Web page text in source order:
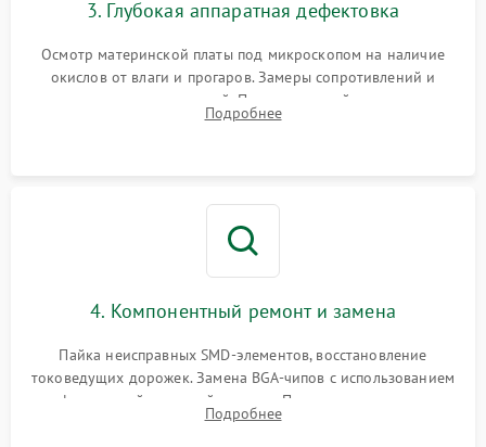
3. Глубокая аппаратная дефектовка
Осмотр материнской платы под микроскопом на наличие
окислов от влаги и прогаров. Замеры сопротивлений и
дежурных напряжений. Проверка цепей питания,
мультиконтроллера, процессора и видеочипа.
Подробнее
4. Компонентный ремонт и замена
Пайка неисправных SMD-элементов, восстановление
токоведущих дорожек. Замена BGA-чипов с использованием
инфракрасной паяльной станции. Прошивка микросхемы
BIOS или замена поврежденных портов USB
Подробнее